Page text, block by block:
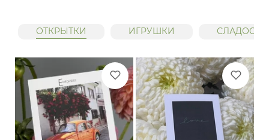
ОТКРЫТКИ ИГРУШКИ СЛАДОСТИ